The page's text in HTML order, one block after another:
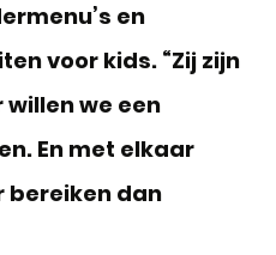
en
voor kids. “Zij zijn
we een
En met elkaar
bereiken dan